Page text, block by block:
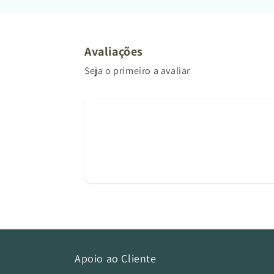
Avaliações
Seja o primeiro a avaliar
Apoio ao Cliente